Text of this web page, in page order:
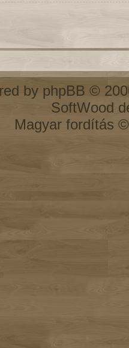
by phpBB ©
SoftWood
Magyar fordítás